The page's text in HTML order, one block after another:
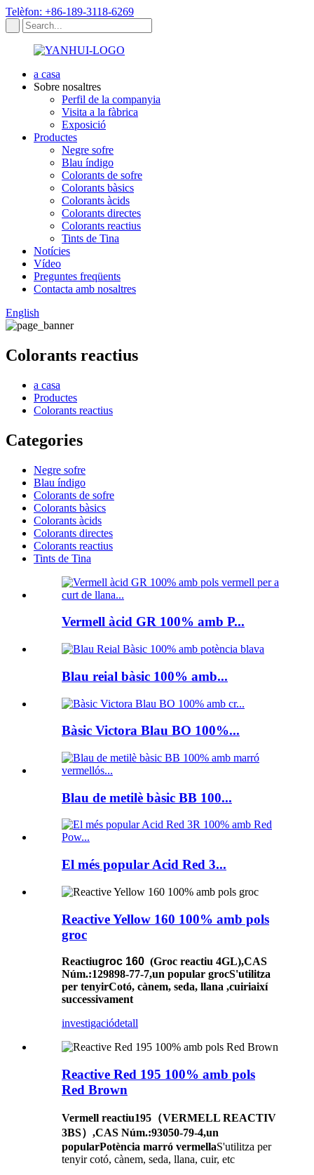
Telèfon: +86-189-3118-6269
a casa
Sobre nosaltres
Perfil de la companyia
Visita a la fàbrica
Exposició
Productes
Negre sofre
Blau índigo
Colorants de sofre
Colorants bàsics
Colorants àcids
Colorants directes
Colorants reactius
Tints de Tina
Notícies
Vídeo
Preguntes freqüents
Contacta amb nosaltres
English
Colorants reactius
a casa
Productes
Colorants reactius
Categories
Negre sofre
Blau índigo
Colorants de sofre
Colorants bàsics
Colorants àcids
Colorants directes
Colorants reactius
Tints de Tina
Vermell àcid GR 100% amb P...
Blau reial bàsic 100% amb...
Bàsic Victora Blau BO 100%...
Blau de metilè bàsic BB 100...
El més popular Acid Red 3...
Reactive Yellow 160 100% amb pols
groc
Reactiugroc 160 (Groc reactiu 4GL),CAS
Núm.:129898-77-7,un popular grocS'utilitza
per tenyirCotó, cànem, seda, llana ,cuiriaixí
successivament
investigaciódetall
Reactive Red 195 100% amb pols
Red Brown
Vermell reactiu195（VERMELL REACTIV
3BS） ,CAS Núm.:93050-79-4,un
popularPotència marró vermellaS'utilitza per
tenyir cotó, cànem, seda, llana, cuir, etc